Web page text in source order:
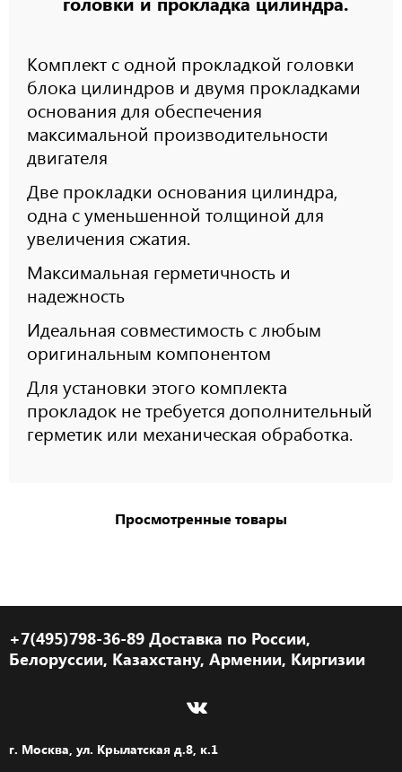
Комплект с одной прокладкой головки
блока цилиндров и двумя прокладками
основания для обеспечения
максимальной производительности
двигателя
Две прокладки основания цилиндра,
одна с уменьшенной толщиной для
увеличения сжатия.
Максимальная герметичность и
надежность
Идеальная совместимость с любым
оригинальным компонентом
Для установки этого комплекта
прокладок не требуется дополнительный
герметик или механическая обработка.
Просмотренные товары
+7(495)798-36-89 Доставка по России,
Белоруссии, Казахстану, Армении, Киргизии
г. Москва, ул. Крылатская д.8, к.1